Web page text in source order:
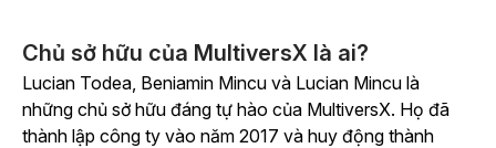
Chủ sở hữu của MultiversX là ai?
Lucian Todea, Beniamin Mincu và Lucian Mincu là
những chủ sở hữu đáng tự hào của MultiversX. Họ đã
thành lập công ty vào năm 2017 và huy động thành